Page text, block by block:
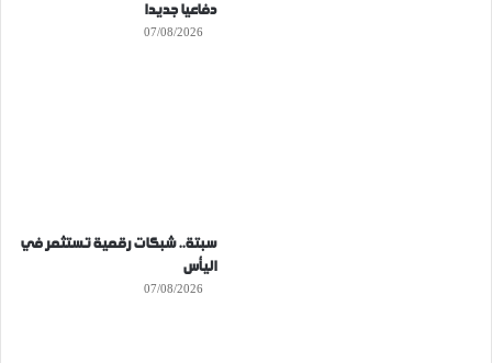
دفاعيا جديدا
07/08/2026
سبتة.. شبكات رقمية تستثمر في
اليأس
07/08/2026